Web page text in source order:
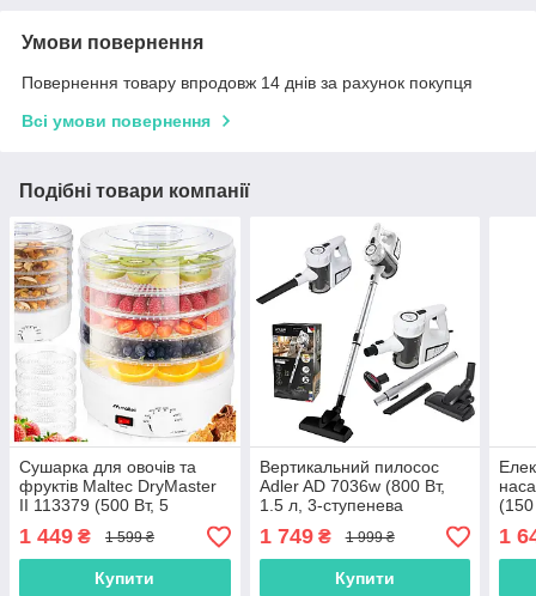
Умови повернення
Повернення товару впродовж 14 днів за рахунок покупця
Всі умови повернення
Подібні товари компанії
Сушарка для овочів та
фруктів Maltec DryMaster
II 113379 (500 Вт, 5
піддонів, Польша)
1 449 ₴ 1 599 ₴
Купити
Вертикальний пилосос
Adler AD 7036w (800 Вт,
1.5 л, 3-ступенева
фільтрація, Польща)
1 749₴ 1 999 ₴
Купити
1